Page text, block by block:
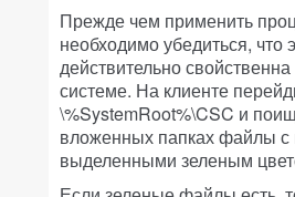
Прежде чем применить
необходимо убедиться, что
действительно свойственна
системе. На клиенте
\%SystemRoot%\CSC и
вложенных папках файлы
выделенными зеленым